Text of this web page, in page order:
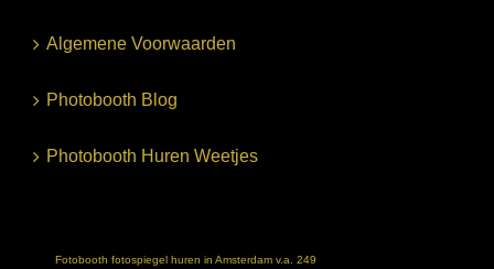
Algemene Voorwaarden
Photobooth Blog
Photobooth Huren Weetjes
Fotobooth fotospiegel huren in Amsterdam v.a. 249